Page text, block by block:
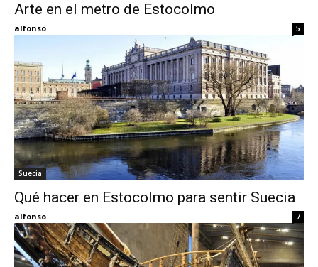
Arte en el metro de Estocolmo
alfonso 5
Suecia
Qué hacer en Estocolmo para sentir Suecia
alfonso 7